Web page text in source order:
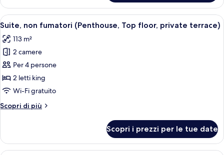
minibar)
non
fumatori
(Terrace,
access,
free
Apri
tutte
le
foto
per
Suite,
non
(Penthouse,
private
Un soggiorno moderno con un
23
Suite, non fumatori (Penthouse, Top floor, private terrace)
113 m²
2 camere
Per 4 persone
2 letti king
Wi-Fi gratuito
Scopri di più
Altri
non
fumatori
Scopri i prezzi per le tue date